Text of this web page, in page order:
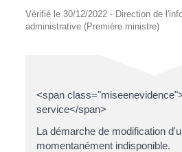
Vérifié le 30/12/2022 - Direction de
administrative (Première ministre)
<span
service</span>
La démarche de modification
momentanément indisponible.